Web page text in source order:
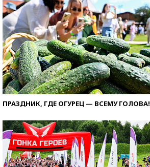
ПРАЗДНИК, ГДЕ ОГУРЕЦ — ВСЕМУ ГОЛОВА!